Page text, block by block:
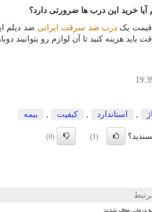
آیا خرید این درب ها ضرورتی دارد؟
قیمت یکدرب ضد سرقت ایرانی ضد دیلم
هزینه کنید تا آن لوازم رو
, استاندارد , كیفیت , بیمه
(1)
(0)